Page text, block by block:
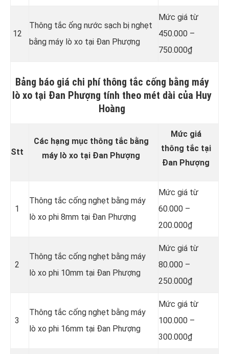
12
Thông tắc ống nước sạch bị nghẹt
bằng máy lò xo tại Đan Phượng
Mức giá từ
450.000 –
750.000₫
Bảng báo giá chi phí thông tắc cống bằng máy
lò xo tại Đan Phượng tính theo mét dài của Huy
Hoàng
Stt
Các hạng mục thông tắc bằng
máy lò xo tại Đan Phượng
Mức giá
thông tắc tại
Đan Phượng
1
Thông tắc cống nghẹt bằng máy
lò xo phi 8mm tại Đan Phượng
Mức giá từ
60.000 –
200.000₫
2
Thông tắc cống nghẹt bằng máy
lò xo phi 10mm tại Đan Phượng
Mức giá từ
80.000 –
250.000₫
3
Thông tắc cống nghẹt bằng máy
lò xo phi 16mm tại Đan Phượng
Mức giá từ
100.000 –
300.000₫